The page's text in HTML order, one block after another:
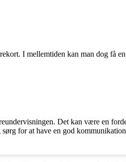
I mellemtiden kan man dog
Det kan være en
for at have en god